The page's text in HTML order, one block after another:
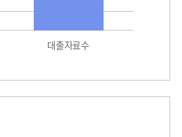
대출자료수